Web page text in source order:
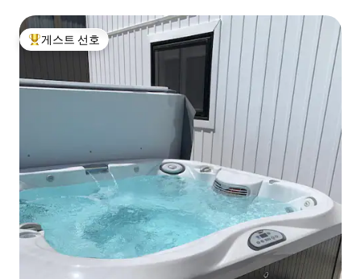
상위 게스트 선호
게스트 선호